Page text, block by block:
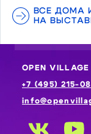
ВСЕ ДОМА
НА
OPEN VILLAGE
+7 (495) 215-